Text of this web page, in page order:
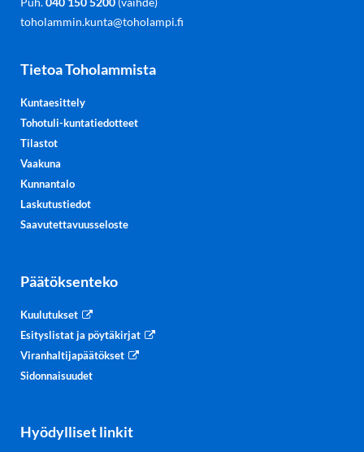
toholammin.kunta@toholampi.fi
Tietoa Toholammista
Kuntaesittely
Tohotuli-kuntatiedotteet
Tilastot
Vaakuna
Kunnantalo
Laskutustiedot
Saavutettavuusseloste
Päätöksenteko
Kuulutukset
Esityslistat ja pöytäkirjat
Viranhaltijapäätökset
Sidonnaisuudet
Hyödylliset linkit